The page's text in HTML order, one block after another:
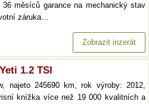
měsíců garance na mechanický stav
záruka…
Zobrazit inzerát
1.2 TSI
najeto 245690 km, rok výroby: 2012,
knížka více než 19 000 kvalitních a